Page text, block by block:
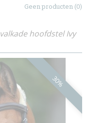
Geen producten (0)
hoofdstel Ivy
30%